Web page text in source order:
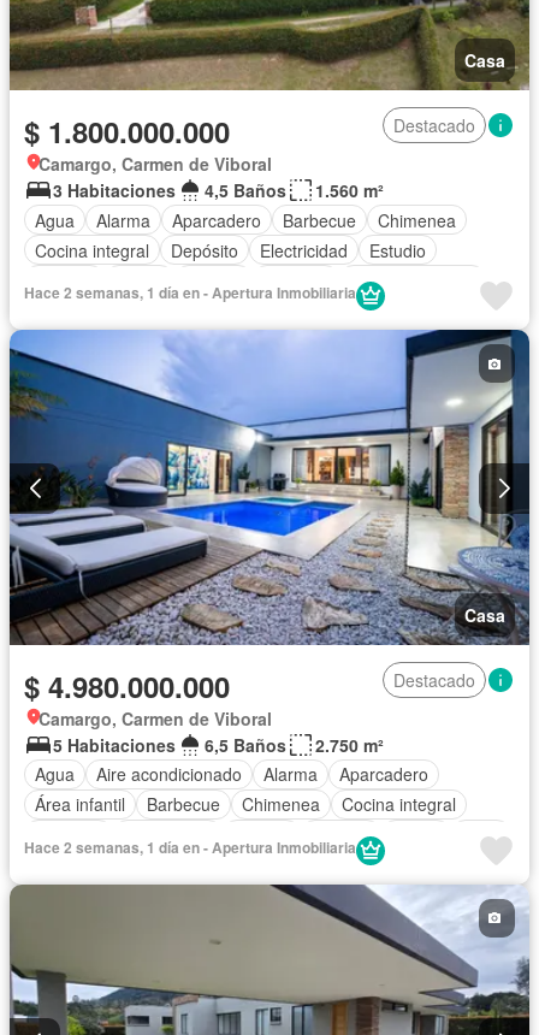
Casa
$ 1.800.000.000
Destacado
Camargo, Carmen de Viboral
3 Habitaciones
4,5 Baños
1.560 m²
Agua
Alarma Aparcadero Barbecue
Chimenea
Cocina integral
Depósito Electricidad
Estudio
Tanque de agua
Hace 2 semanas, 1 día en - Apertura Inmobiliaria
Casa
$ 4.980.000.000
Destacado
Camargo, Carmen de Viboral
5 Habitaciones
6,5 Baños
2.750 m²
Agua
Aire acondicionado Alarma
Aparcadero
Área infantil
Barbecue Chimenea
Cocina integral
Internet
Patio
Seguridad privada
Tanque de agua
Hace 2 semanas, 1 día en - Apertura Inmobiliaria